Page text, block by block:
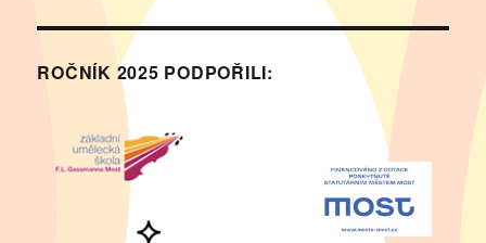
ROČNÍK 2025 PODPOŘILI: